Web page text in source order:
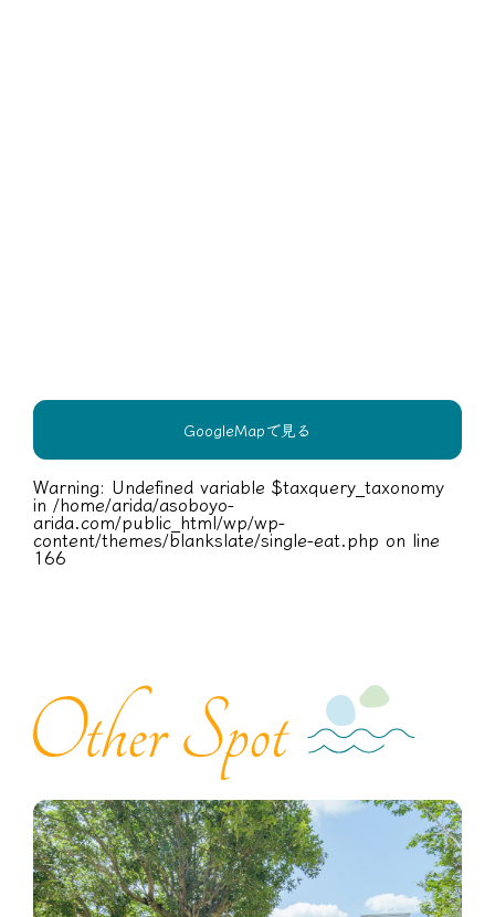
GoogleMapで見る
Warning: Undefined variable $taxquery_taxonomy
in /home/arida/asoboyo-
arida.com/public_html/wp/wp-
content/themes/blankslate/single-eat.php on line
166